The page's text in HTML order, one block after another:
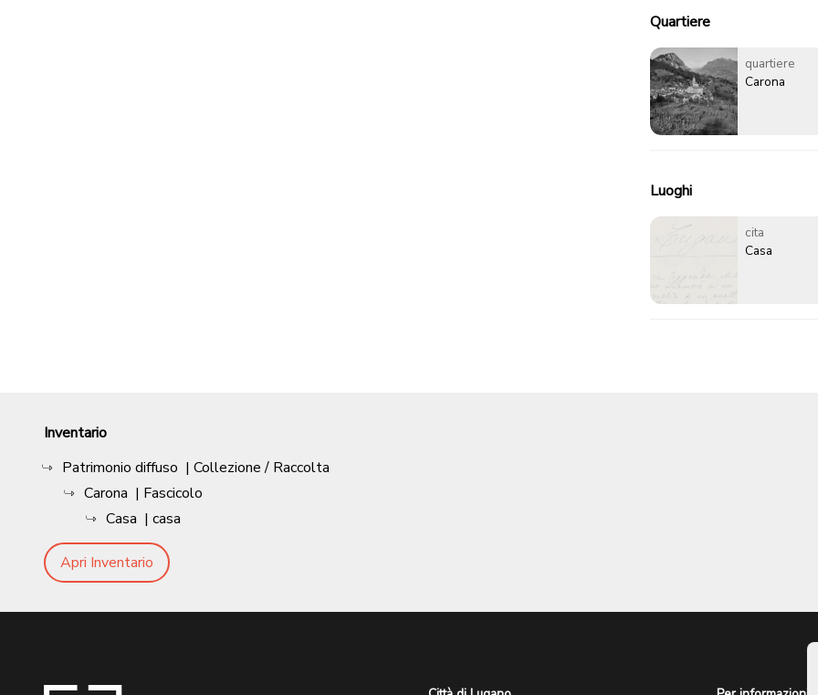
Quartiere
quartiere
Carona
Luoghi
cita
Casa
Inventario
Patrimonio diffuso | Collezione / Raccolta
Carona | Fascicolo
Casa | casa
Apri Inventario